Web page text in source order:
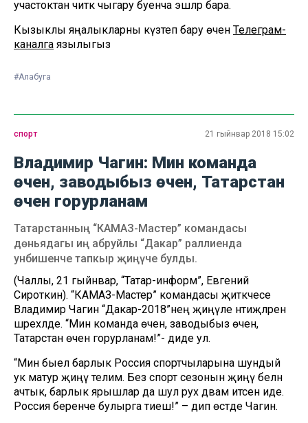
участоктан читкә чыгару буенча эшләр бара.
Кызыклы яңалыкларны күзәтеп бару өчен Телеграм-
каналга язылыгыз
#Алабуга
спорт 21 гыйнвар 2018 15:02
Владимир Чагин: Мин команда
өчен, заводыбыз өчен, Татарстан
өчен горурланам
Татарстанның “КАМАЗ-Мастер” командасы
дөньядагы иң абруйлы “Дакар” раллиенда
унбишенче тапкыр җиңүче булды.
(Чаллы, 21 гыйнвар, “Татар-информ”, Евгений
Сироткин). “КАМАЗ-Мастер” командасы җитәкчесе
Владимир Чагин “Дакар-2018”нең җиңүле нәтиҗәләрен
шәрехләде. “Мин команда өчен, заводыбыз өчен,
Татарстан өчен горурланам!”- диде ул.
“Мин быел барлык Россия спортчыларына шундый
ук матур җиңү телим. Без спорт сезонын җиңү белән
ачтык, барлык ярышлар да шул рух дәвам итсен иде.
Россия беренче булырга тиеш!” – дип өстәде Чагин.